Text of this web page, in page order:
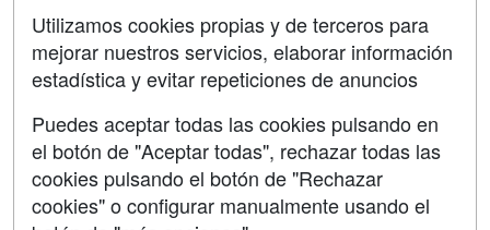
Contactar
Confidencialidad
Copyleft
SÍGUENOS EN:
Utilizamos cookies propias y de terceros para
mejorar nuestros servicios, elaborar información
estadística y evitar repeticiones de anuncios
Puedes aceptar todas las cookies pulsando en
el botón de "Aceptar todas", rechazar todas las
cookies pulsando el botón de "Rechazar
cookies" o configurar manualmente usando el